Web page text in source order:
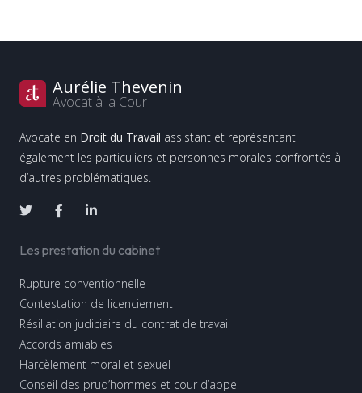
Aurélie Thevenin
Avocat à la Cour
Avocate en Droit du Travail assistant et représentant
également les particuliers et personnes morales confrontés à
d’autres problématiques.
Les prestation du cabinet
Rupture conventionnelle
Contestation de licenciement
Résiliation judiciaire du contrat de travail
Accords amiables
Harcèlement moral et sexuel
Conseil des prud’hommes et cour d’appel